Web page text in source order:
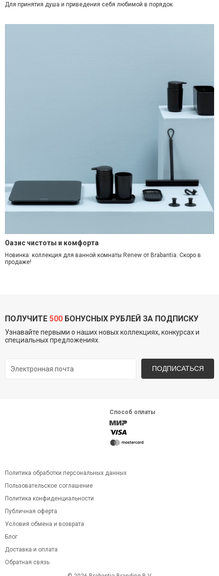
Для принятия душа и приведения себя любимой в порядок.
Оазис чистоты и комфорта
Новинка: коллекция для ванной комнаты Renew от Brabantia. Скоро в
продаже!
ПОЛУЧИТЕ 500 БОНУСНЫХ РУБЛЕЙ ЗА ПОДПИСКУ
Узнавайте первыми о наших новых коллекциях, конкурсах и
специальных предложениях.
ПОДПИСАТЬСЯ
Способ оплаты
Политика обработки персональных данных
Пользовательское соглашение
Политика конфиденциальности
Публичная оферта
Условия обмена и возврата
Блог
Доставка и оплата
Обратная связь